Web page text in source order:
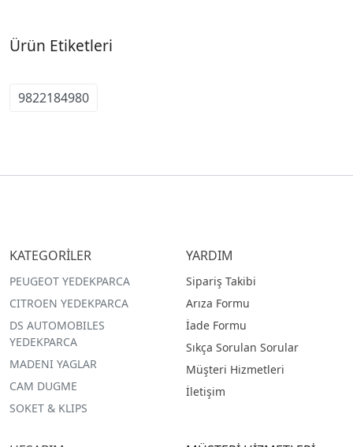
Ürün Etiketleri
9822184980
KATEGORİLER
PEUGEOT YEDEKPARCA
CITROEN YEDEKPARCA
DS AUTOMOBILES
YEDEKPARCA
MADENI YAGLAR
CAM DUGME
SOKET & KLIPS
YARDIM
Sipariş Takibi
Arıza Formu
İade Formu
Sıkça Sorulan Sorular
Müşteri Hizmetleri
İletişim